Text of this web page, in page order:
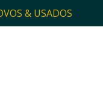
& USADOS